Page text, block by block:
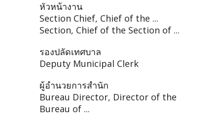
หัวหน้างาน
Section Chief, Chief of the ...
Section, Chief of the Section of ...
รองปลัดเทศบาล
Deputy Municipal Clerk
ผู้อำนวยการสำนัก
Bureau Director, Director of the
Bureau of ...